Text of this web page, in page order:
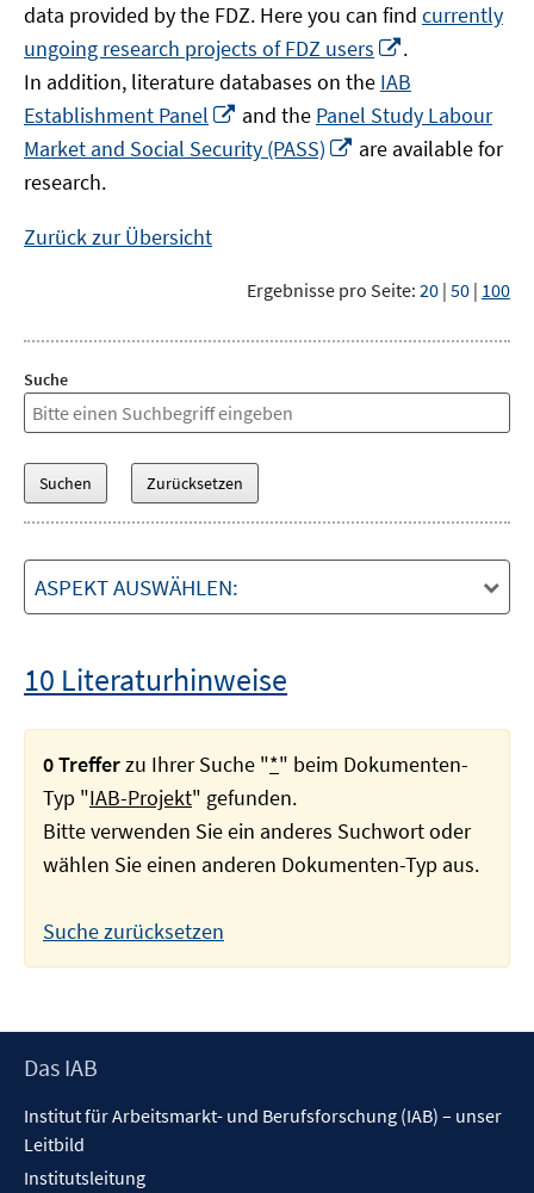
data provided by the FDZ. Here you can find currently
ungoing research projects of FDZ users
neuem
Fenster
öffnen
.
In addition, literature databases on the IAB
Establishment Panel
In
neuem
Fenster
and the Panel Study Labour
Market and Social Security (PASS)
In
are available for
research.
Zurück zur Übersicht
Ergebnisse pro Seite: 20 | 50 | 100
Suche
ASPEKT AUSWÄHLEN:
10 Literaturhinweise
0 Trefferzu Ihrer Suche "*" beim Dokumenten-
Typ "IAB-Projekt" gefunden.
Bitte verwenden Sie ein anderes Suchwort oder
wählen Sie einen anderen Dokumenten-Typ aus.
Suche zurücksetzen
Footer
Das IAB
Institut für Arbeitsmarkt- und Berufsforschung (IAB) – unser
Leitbild
Institutsleitung